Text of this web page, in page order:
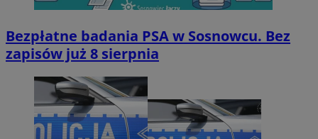
Bezpłatne badania PSA w Sosnowcu. Bez
zapisów już 8 sierpnia